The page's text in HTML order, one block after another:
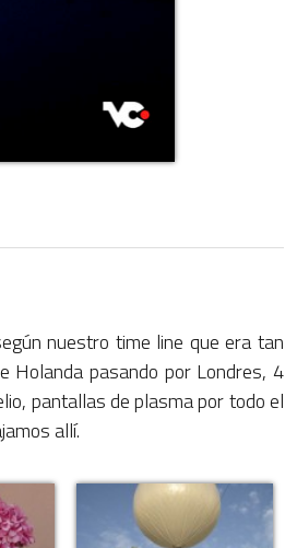
nuestro time line que era tan
Holanda pasando por Londres, 4
pantallas de plasma por todo el
allí.